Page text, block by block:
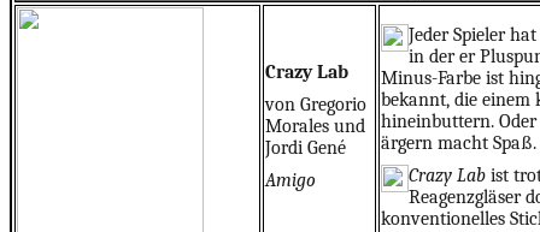
Crazy Lab
von Gregorio
Morales und
Jordi Gené
Amigo
Jeder Spieler
in der er
Minus-Farbe ist
bekannt, die einem
hineinbuttern.
ärgern macht Spaß.
Crazy Lab ist
Reagenzgläser
konventionelles